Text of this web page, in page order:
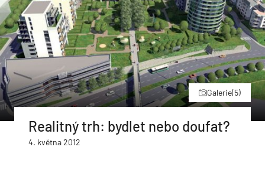
Galerie(5)
Realitný trh: bydlet nebo doufat?
4. května 2012